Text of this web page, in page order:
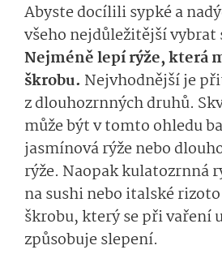
Abyste docílili sypké a
všeho nejdůležitější vybrat
Nejméně lepí rýže, která
škrobu. Nejvhodnější je
z dlouhozrnných druhů.
může být v tomto ohledu
jasmínová rýže nebo
rýže. Naopak kulatozrnná
na sushi nebo italské
škrobu, který se při vaření
způsobuje slepení.